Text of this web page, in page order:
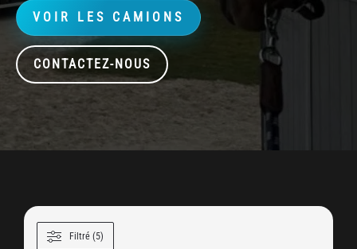
VOIR LES CAMIONS
CONTACTEZ-NOUS
Filtré (5)